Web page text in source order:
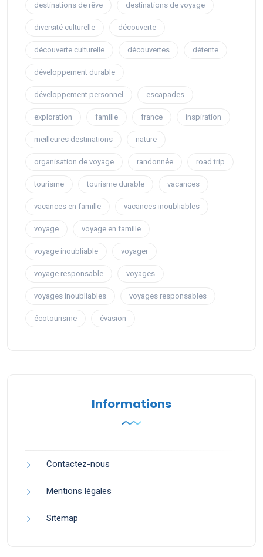
destinations de rêve destinations de voyage
diversité culturelle découverte
découverte culturelle découvertes détente
développement durable
développement personnel escapades
exploration famille france inspiration
meilleures destinations nature
organisation de voyage randonnée road trip
tourisme tourisme durable vacances
vacances en famille vacances inoubliables
voyage voyage en famille
voyage inoubliable voyager
voyage responsable voyages
voyages inoubliables voyages responsables
écotourisme évasion
Informations
Contactez-nous
Mentions légales
Sitemap